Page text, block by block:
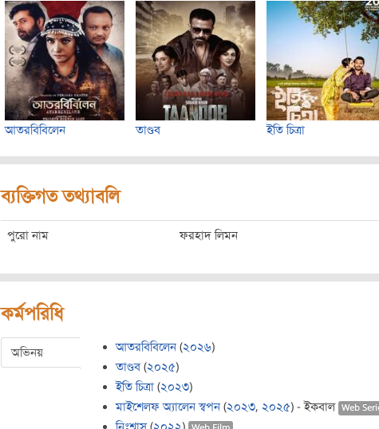
আতরবিবিলেন তাণ্ডব ইতি চিত্রা
ব্যক্তিগত তথ্যাবলি
পুরো নাম ফরহাদ লিমন
কর্মপরিধি
অভিনয় আতরবিবিলেন (২০২৬)
তাণ্ডব (২০২৫)
ইতি চিত্রা (২০২৩)
মাইশেলফ অ্যালেন স্বপন (২০২৩, ২০২৫) - ইকবাল Web